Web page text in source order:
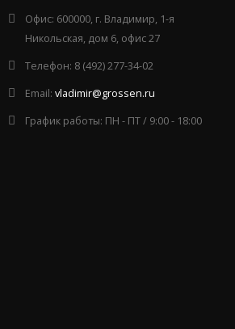
Офис: 600000, г. Владимир, 1-я
Никольская, дом 6, офис 27
Телефон: 8 (492) 277-34-02
Email: vladimir@grossen.ru
График работы: ПН - ПТ / 9:00 - 18:00